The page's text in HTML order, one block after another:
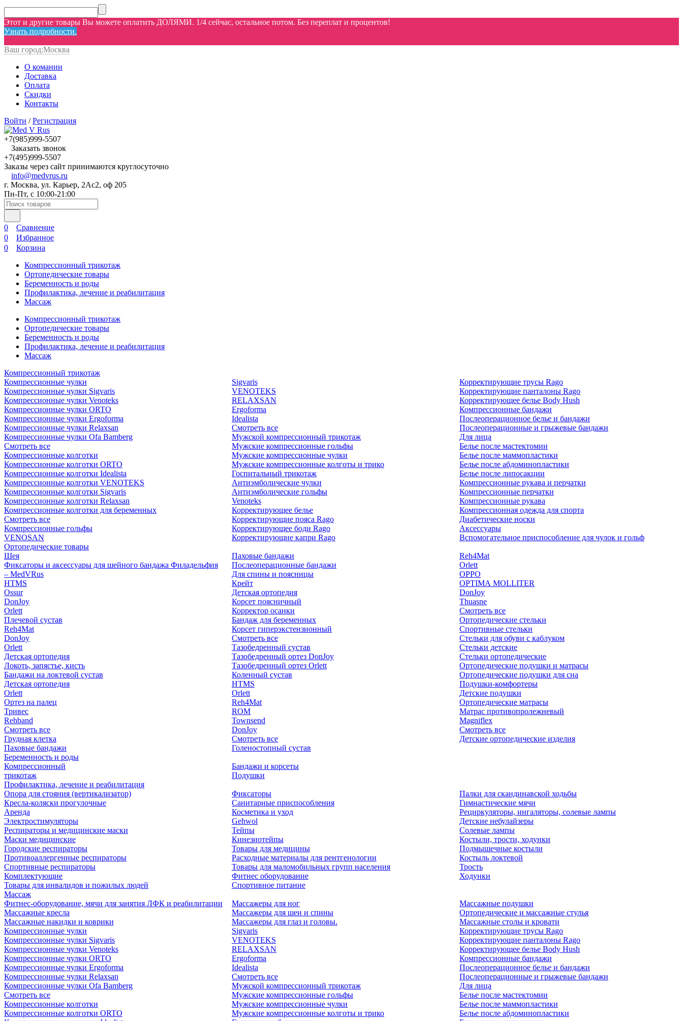
Этот и другие товары Вы можете оплатить ДОЛЯМИ. 1/4 сейчас, остальное потом. Без переплат и процентов!
Узнать подробности.
Ваш город:Москва
О комании
Доставка
Оплата
Скидки
Контакты
Войти /Регистрация
+7(985)999-5507
Заказать звонок
+7(495)999-5507
Заказы через сайт принимаются круглосуточно
info@medvrus.ru
г. Москва, ул. Карьер, 2Ас2, оф 205
Пн-Пт, с 10:00-21:00
0
Сравнение
0
Избранное
0
Корзина
Компрессионный трикотаж
Ортопедические товары
Беременность и роды
Профилактика, лечение и реабилитация
Массаж
Компрессионный трикотаж
Ортопедические товары
Беременность и роды
Профилактика, лечение и реабилитация
Массаж
Компрессионный трикотаж
Компрессионные чулки
Компрессионные чулки Sigvaris
Компрессионные чулки Venoteks
Компрессионные чулки ORTO
Компрессионные чулки Ergoforma
Компрессионные чулки Relaxsan
Компрессионные чулки Ofa Bamberg
Смотреть все
Компрессионные колготки
Компрессионные колготки ORTO
Компрессионные колготки Idealista
Компрессионные колготки VENOTEKS
Компрессионные колготки Sigvaris
Компрессионные колготки Relaxsan
Компрессионные колготки для беременных
Смотреть все
Компрессионные гольфы
VENOSAN
Sigvaris
VENOTEKS
RELAXSAN
Ergoforma
Idealista
Смотреть все
Мужской компрессионный трикотаж
Мужские компрессионные гольфы
Мужские компрессионные чулки
Мужские компрессионные колготы и трико
Госпитальный трикотаж
Антиэмболические чулки
Антиэмболические гольфы
Venoteks
Корректирующее белье
Корректирующие пояса Rago
Корректирующее боди Rago
Корректирующие капри Rago
Корректирующие трусы Rago
Корректирующие панталоны Rago
Корректирующее белье Body Hush
Компрессионные бандажи
Послеоперационное белье и бандажи
Послеоперационные и грыжевые бандажи
Для лица
Белье после мастектомии
Белье после маммопластики
Белье после абдоминопластики
Белье после липосакции
Компрессионные рукава и перчатки
Компрессионные перчатки
Компрессионные рукава
Компрессионная одежда для спорта
Диабетические носки
Аксессуары
Вспомогательное приспособление для чулок и гольф
Ортопедические товары
Шея
Фиксаторы и аксессуары для шейного бандажа Филадельфия
– MedVRus
HTMS
Ossur
DonJoy
Orlett
Плечевой сустав
Reh4Mat
DonJoy
Orlett
Детская ортопедия
Локоть, запястье, кисть
Бандажи на локтевой сустав
Детская ортопедия
Orlett
Ортез на палец
Тривес
Rehband
Смотреть все
Грудная клетка
Паховые бандажи
Паховые бандажи
Послеоперационные бандажи
Для спины и поясницы
Крейт
Детская ортопедия
Корсет поясничный
Корректор осанки
Бандаж для беременных
Корсет гиперэкстензионный
Смотреть все
Тазобедренный сустав
Тазобедренный ортез DonJoy
Тазобедренный ортез Orlett
Коленный сустав
HTMS
Orlett
Reh4Mat
ROM
Townsend
DonJoy
Смотреть все
Голеностопный сустав
Reh4Mat
Orlett
OPPO
OPTIMA MOLLITER
DonJoy
Thuasne
Смотреть все
Ортопедические стельки
Спортивные стельки
Стельки для обуви с каблуком
Стельки детские
Стельки ортопедические
Ортопедические подушки и матрасы
Ортопедические подушки для сна
Подушки-комфортеры
Детские подушки
Ортопедические матрасы
Матрас противопролежневый
Magniflex
Смотреть все
Детские ортопедические изделия
Беременность и роды
Компрессионный
трикотаж
Бандажи и корсеты
Подушки
Профилактика, лечение и реабилитация
Опора для стояния (вертикализатор)
Кресла-коляски прогулочные
Аренда
Электростимуляторы
Респираторы и медицинские маски
Маски медицинские
Городские респираторы
Противоаллергенные респираторы
Спортивные респираторы
Комплектующие
Товары для инвалидов и пожилых людей
Фиксаторы
Санитарные приспособления
Косметика и уход
Gehwol
Тейпы
Кинезиотейпы
Товары для медицины
Расходные материалы для рентгенологии
Товары для маломобильных групп населения
Фитнес оборудование
Спортивное питание
Палки для скандинавской ходьбы
Гимнастические мячи
Рециркуляторы, ингаляторы, солевые лампы
Детские небулайзеры
Солевые лампы
Костыли, трости, ходунки
Подмышечные костыли
Костыль локтевой
Трость
Ходунки
Массаж
Фитнес-оборудование, мячи для занятия ЛФК и реабилитации
Массажные кресла
Массажные накидки и коврики
Массажеры для ног
Массажеры для шеи и спины
Массажеры для глаз и головы.
Массажные подушки
Ортопедические и массажные стулья
Массажные столы и кровати
Компрессионные чулки
Компрессионные чулки Sigvaris
Компрессионные чулки Venoteks
Компрессионные чулки ORTO
Компрессионные чулки Ergoforma
Компрессионные чулки Relaxsan
Компрессионные чулки Ofa Bamberg
Смотреть все
Компрессионные колготки
Компрессионные колготки ORTO
Sigvaris
VENOTEKS
RELAXSAN
Ergoforma
Idealista
Смотреть все
Мужской компрессионный трикотаж
Мужские компрессионные гольфы
Мужские компрессионные чулки
Мужские компрессионные колготы и трико
Корректирующие трусы Rago
Корректирующие панталоны Rago
Корректирующее белье Body Hush
Компрессионные бандажи
Послеоперационное белье и бандажи
Послеоперационные и грыжевые бандажи
Для лица
Белье после мастектомии
Белье после маммопластики
Белье после абдоминопластики